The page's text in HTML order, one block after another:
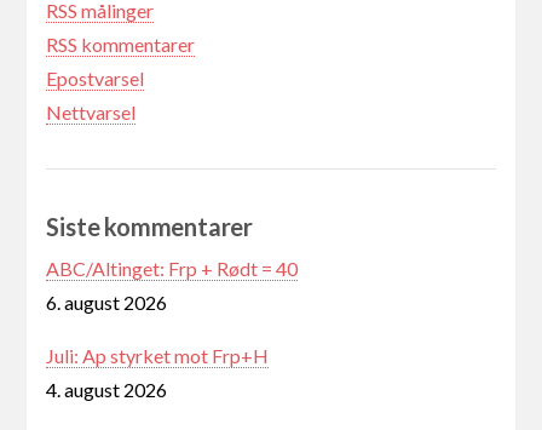
RSS målinger
RSS kommentarer
Epostvarsel
Nettvarsel
Siste kommentarer
ABC/Altinget: Frp + Rødt = 40
6. august 2026
Juli: Ap styrket mot Frp+H
4. august 2026